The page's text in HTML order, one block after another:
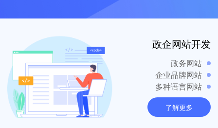
政企网站开发
政务网站
企业品牌网站
多种语言网站
了解更多